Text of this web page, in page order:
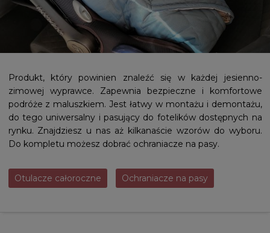
Produkt, który powinien znaleźć się w każdej jesienno-
zimowej wyprawce. Zapewnia bezpieczne i komfortowe
podróże z maluszkiem. Jest łatwy w montażu i demontażu,
do tego uniwersalny i pasujący do fotelików dostępnych na
rynku. Znajdziesz u nas aż kilkanaście wzorów do wyboru.
Do kompletu możesz dobrać ochraniacze na pasy.
Otulacze całoroczne Ochraniacze na pasy